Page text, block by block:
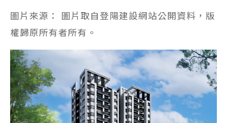
圖片來源： 圖片取自登陽建設網站公開資料，版
權歸原所有者所有。